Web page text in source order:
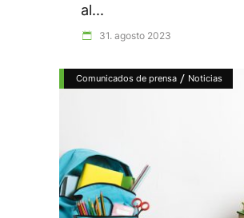
al...
31. agosto 2023
Comunicados de prensa / Noticias